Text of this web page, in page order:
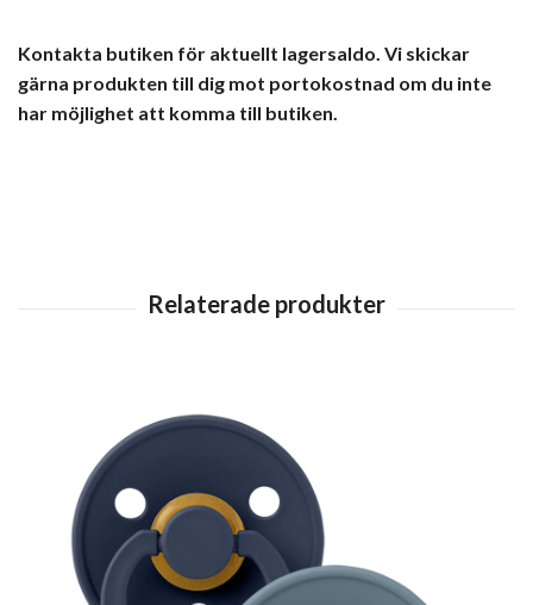
Kontakta butiken för aktuellt lagersaldo. Vi skickar
gärna produkten till dig mot portokostnad om du inte
har möjlighet att komma till butiken.